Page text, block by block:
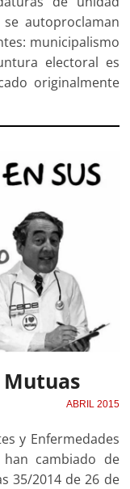
autoprocla­man
municipalismo
electoral es
originalmente
Mutuas
ABRIL 2015
y Enfermedades
han cambiado de
35/2014 de 26 de